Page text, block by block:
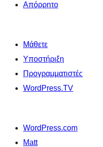
Απόρρητο
Μάθετε
Υποστήριξη
Προγραμματιστές
WordPress.TV
WordPress.com
Matt